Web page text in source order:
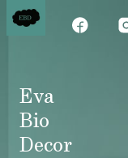
Eva
Bio
Decor